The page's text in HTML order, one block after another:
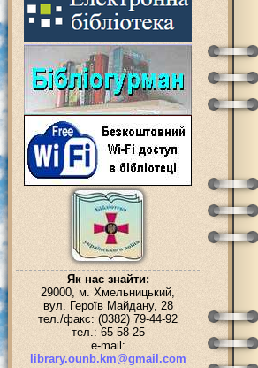
Як нас знайти:
29000, м. Хмельницький,
вул. Героїв Майдану, 28
тел./факс: (0382) 79-44-92
тел.: 65-58-25
e-mail:
library.ounb.km@gmail.com